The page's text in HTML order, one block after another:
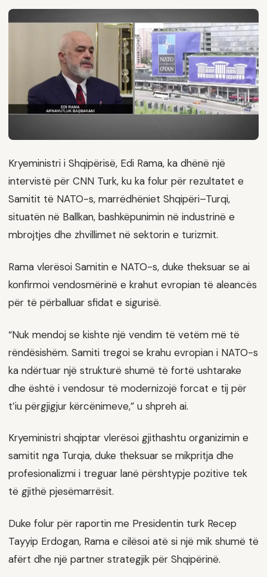
Kryeministri i Shqipërisë, Edi Rama, ka dhënë një
intervistë për CNN Turk, ku ka folur për rezultatet e
Samitit të NATO-s, marrëdhëniet Shqipëri–Turqi,
situatën në Ballkan, bashkëpunimin në industrinë e
mbrojtjes dhe zhvillimet në sektorin e turizmit.
Rama vlerësoi Samitin e NATO-s, duke theksuar se ai
konfirmoi vendosmërinë e krahut evropian të aleancës
për të përballuar sfidat e sigurisë.
“Nuk mendoj se kishte një vendim të vetëm më të
rëndësishëm. Samiti tregoi se krahu evropian i NATO-s
ka ndërtuar një strukturë shumë të fortë ushtarake
dhe është i vendosur të modernizojë forcat e tij për
t’iu përgjigjur kërcënimeve,” u shpreh ai.
Kryeministri shqiptar vlerësoi gjithashtu organizimin e
samitit nga Turqia, duke theksuar se mikpritja dhe
profesionalizmi i treguar lanë përshtypje pozitive tek
të gjithë pjesëmarrësit.
Duke folur për raportin me Presidentin turk Recep
Tayyip Erdogan, Rama e cilësoi atë si një mik shumë të
afërt dhe një partner strategjik për Shqipërinë.